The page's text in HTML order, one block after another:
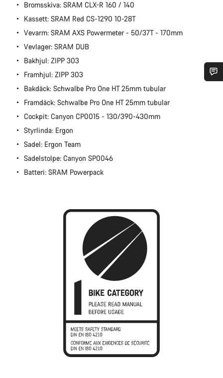
Bromsskiva: SRAM CLX-R 160 / 140
Kassett: SRAM Red CS-1290 10-28T
Vevarm: SRAM AXS Powermeter - 50/37T - 170mm
Vevlager: SRAM DUB
Bakhjul: ZIPP 303
Framhjul: ZIPP 303
Bakdäck: Schwalbe Pro One HT 25mm tubular
Framdäck: Schwalbe Pro One HT 25mm tubular
Cockpit: Canyon CP0015 - 130/390-430mm
Styrlinda: Ergon
Sadel: Ergon Team
Sadelstolpe: Canyon SP0046
Batteri: SRAM Powerpack
Behöver du hjälp?
Vår kundtjänst finns här redo att besvara dina frågor om
allt från ändringar i din order till storleksfrågor på cyklar.
Starta chatt